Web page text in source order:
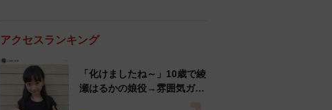
アクセスランキング
「化けましたね～」10歳で綾
瀬はるかの娘役→雰囲気ガラ